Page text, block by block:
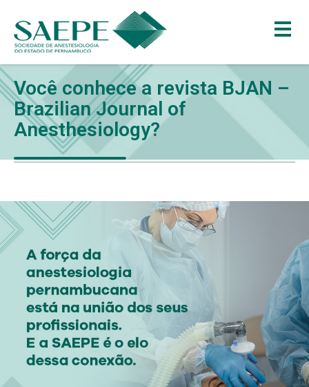
Você conhece a revista BJAN –
Brazilian Journal of
Anesthesiology?